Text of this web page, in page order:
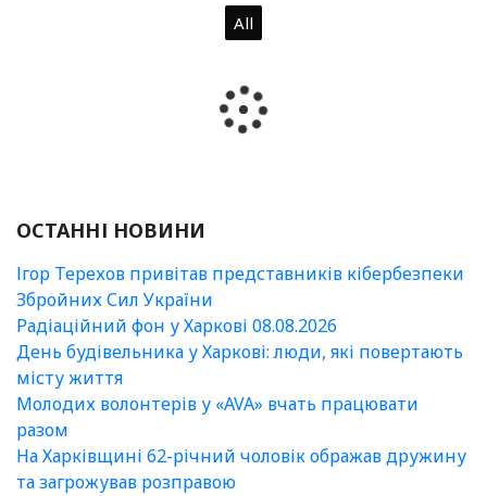
All
ОСТАННІ НОВИНИ
Ігор Терехов привітав представників кібербезпеки
Збройних Сил України
Радіаційний фон у Харкові 08.08.2026
День будівельника у Харкові: люди, які повертають
місту життя
Молодих волонтерів у «AVA» вчать працювати
разом
На Харківщині 62-річний чоловік ображав дружину
та загрожував розправою